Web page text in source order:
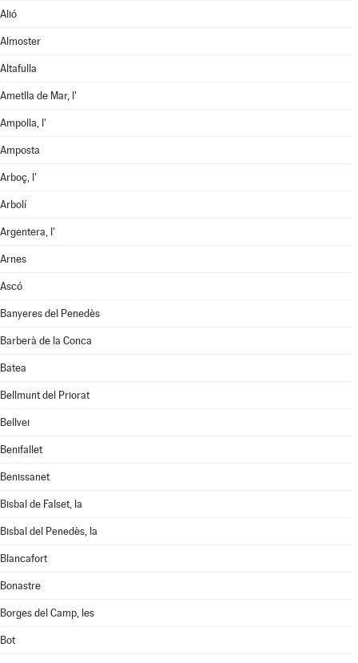
Alió
Almoster
Altafulla
Ametlla de Mar, l'
Ampolla, l'
Amposta
Arboç, l'
Arbolí
Argentera, l'
Arnes
Ascó
Banyeres del Penedès
Barberà de la Conca
Batea
Bellmunt del Priorat
Bellvei
Benifallet
Benissanet
Bisbal de Falset, la
Bisbal del Penedès, la
Blancafort
Bonastre
Borges del Camp, les
Bot